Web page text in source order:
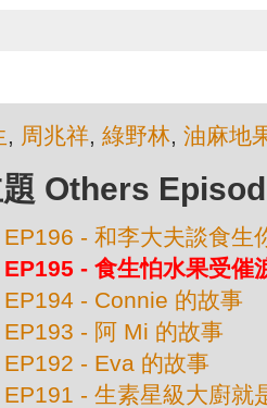
, 周兆祥, 綠野林, 油麻地
題 Others
EP196 - 和李大夫談食生
EP195 - 食生怕水果受催
EP194 - Connie 的故事
EP193 - 阿 Mi 的故事
EP192 - Eva 的故事
EP191 - 生素星級大廚就